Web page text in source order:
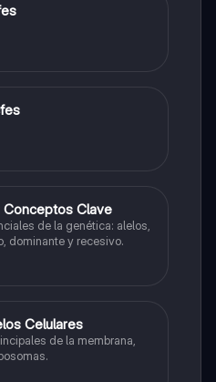
Clave
de la genética: alelos,
dominante y recesivo.
Celulares
de la membrana,